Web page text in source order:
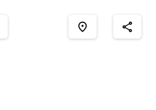
place share